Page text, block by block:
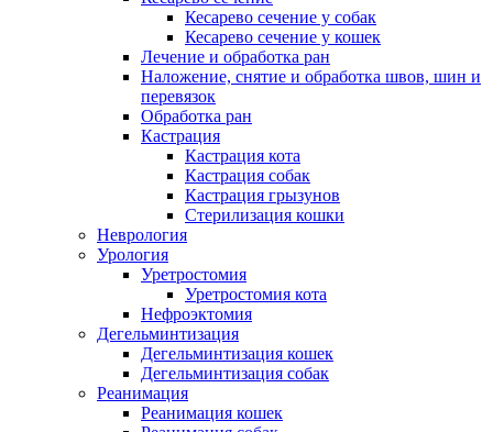
Кесарево сечение у собак
Кесарево сечение у кошек
Лечение и обработка ран
Наложение, снятие и обработка швов, шин и
перевязок
Обработка ран
Кастрация
Кастрация кота
Кастрация собак
Кастрация грызунов
Стерилизация кошки
Неврология
Урология
Уретростомия
Уретростомия кота
Нефроэктомия
Дегельминтизация
Дегельминтизация кошек
Дегельминтизация собак
Реанимация
Реанимация кошек